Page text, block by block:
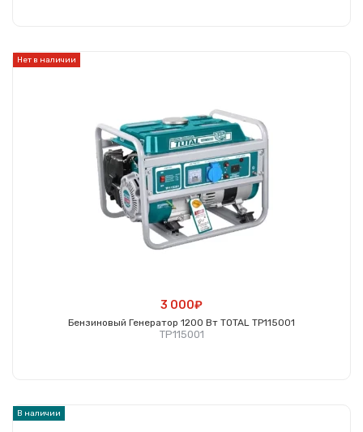
Нет в наличии
3 000₽
Бензиновый Генератор 1200 Вт TOTAL TP115001
TP115001
В наличии